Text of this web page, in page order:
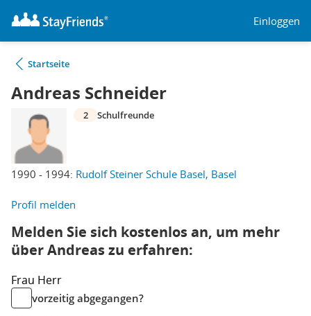
Einloggen
Startseite
Andreas Schneider
1990 - 1994: Rudolf Steiner Schule Basel, Basel
2 Schulfreunde
Profil melden
Melden Sie sich kostenlos an, um mehr
über Andreas zu erfahren:
Frau Herr
vorzeitig abgegangen?